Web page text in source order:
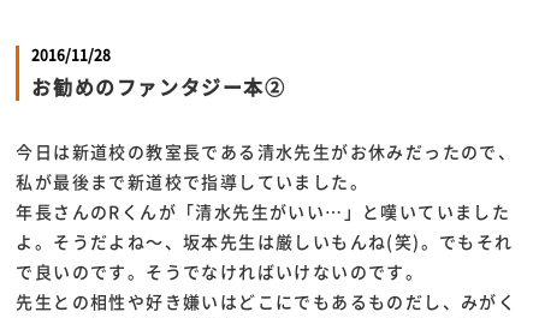
2016/11/28
お勧めのファンタジー本②
今日は新道校の教室長である清水先生がお休みだったので、
私が最後まで新道校で指導していました。
年長さんのRくんが「清水先生がいい…」と嘆いていました
よ。そうだよね～、坂本先生は厳しいもんね(笑)。でもそれ
で良いのです。そうでなければいけないのです。
先生との相性や好き嫌いはどこにでもあるものだし、みがく